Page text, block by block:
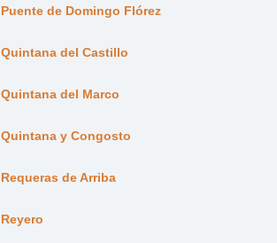
Puente de Domingo Flórez
Quintana del Castillo
Quintana del Marco
Quintana y Congosto
Requeras de Arriba
Reyero